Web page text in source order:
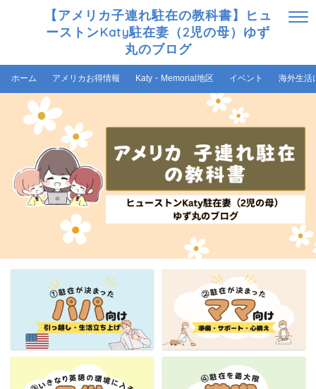
【アメリカ子連れ駐在の教科書】ヒュ
ーストンKaty駐在妻（2児の母）ゆず
丸のブログ
ホーム アメリカお得情報 Katy・Memorial地区 イベント 海外生活